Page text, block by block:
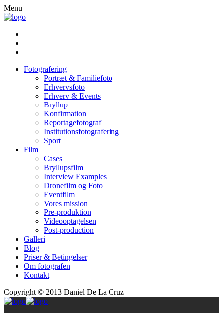
Menu
Fotografering
Portræt & Familiefoto
Erhvervsfoto
Erhverv & Events
Bryllup
Konfirmation
Reportagefotograf
Institutionsfotografering
Sport
Film
Cases
Bryllupsfilm
Interview Examples
Dronefilm og Foto
Eventfilm
Vores mission
Pre-produktion
Videooptagelsen
Post-production
Galleri
Blog
Priser & Betingelser
Om fotografen
Kontakt
Copyright © 2013 Daniel De La Cruz